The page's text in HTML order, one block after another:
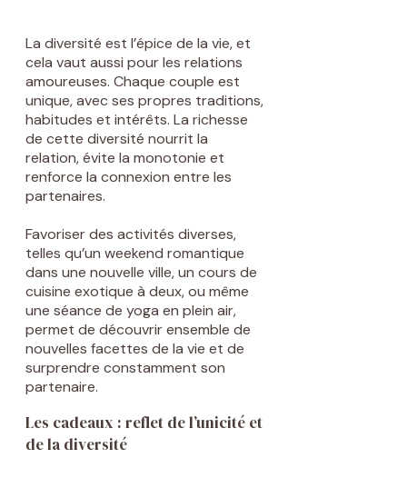
La diversité est l’épice de la vie, et
cela vaut aussi pour les relations
amoureuses. Chaque couple est
unique, avec ses propres traditions,
habitudes et intérêts. La richesse
de cette diversité nourrit la
relation, évite la monotonie et
renforce la connexion entre les
partenaires.
Favoriser des activités diverses,
telles qu’un weekend romantique
dans une nouvelle ville, un cours de
cuisine exotique à deux, ou même
une séance de yoga en plein air,
permet de découvrir ensemble de
nouvelles facettes de la vie et de
surprendre constamment son
partenaire.
Les cadeaux : reflet de l’unicité et
de la diversité